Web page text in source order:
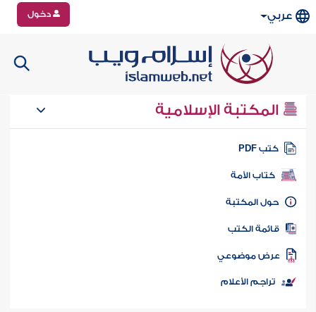
عربي دخول
المكتبة الإسلامية
كتب PDF
كتاب الأمة
المكتبة
الكتب
موضوعي